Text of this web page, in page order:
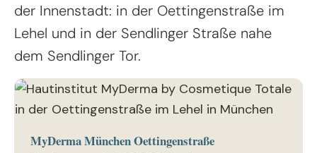
der Innenstadt: in der Oettingenstraße im
Lehel und in der Sendlinger Straße nahe
dem Sendlinger Tor.
MyDerma München Oettingenstraße